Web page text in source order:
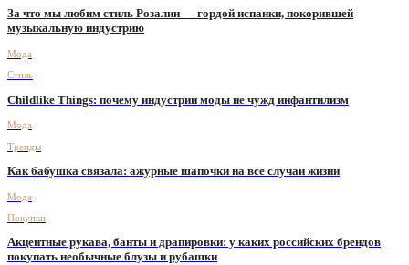
За что мы любим стиль Розалии — гордой испанки, покорившей
музыкальную индустрию
Мода
Стиль
Childlike Things: почему индустрии моды не чужд инфантилизм
Мода
Тренды
Как бабушка связала: ажурные шапочки на все случаи жизни
Мода
Покупки
Акцентные рукава, банты и драпировки: у каких российских брендов
покупать необычные блузы и рубашки